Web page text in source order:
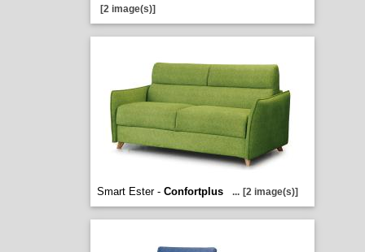
[2 image(s)]
Smart Ester - Confortplus ... [2 image(s)]